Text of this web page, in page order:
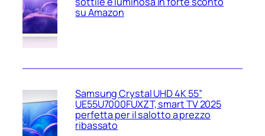
su Amazon
Samsung Crystal UHD 4K 55”
UE55U7000FUXZT, smart TV 2025
perfetta per il salotto a prezzo
ribassato